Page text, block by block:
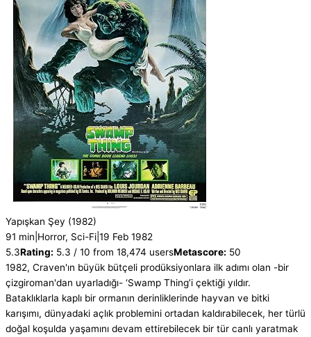
Yapışkan Şey (1982)
91 min Horror, Sci-Fi 19 Feb 1982
5.3Rating: 5.3 / 10 from 18,474 usersMetascore: 50
1982, Craven'ın büyük bütçeli prodüksiyonlara ilk adımı olan -bir
çizgiroman'dan uyarladığı- ‘Swamp Thing’i çektiği yıldır.
Bataklıklarla kaplı bir ormanın derinliklerinde hayvan ve bitki
karışımı, dünyadaki açlık problemini ortadan kaldırabilecek, her türlü
doğal koşulda yaşamını devam ettirebilecek bir tür canlı yaratmak